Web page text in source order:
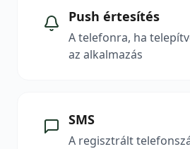
Push értesítés
A telefonra, ha
az alkalmazás
SMS
A regisztrált